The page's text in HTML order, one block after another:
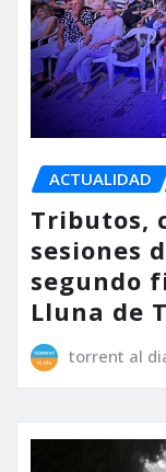
ACTUALIDAD
Tributos,
sesiones
segundo
Lluna de
torrent al